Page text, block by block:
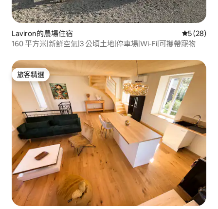
Laviron的農場住宿 從 28 則評
5 (28)
160 平方米|新鮮空氣|3 公頃土地|停車場|Wi-Fi|可攜帶寵物
旅客精選
旅客精選